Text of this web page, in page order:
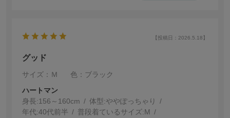
【投稿日：2026.5.18】
グッド
サイズ：Ｍ
色：ブラック
ハートマン
身長:156～160cm 体型:ぽっちゃり
年代:40代前半 普段着ているサイズ:M